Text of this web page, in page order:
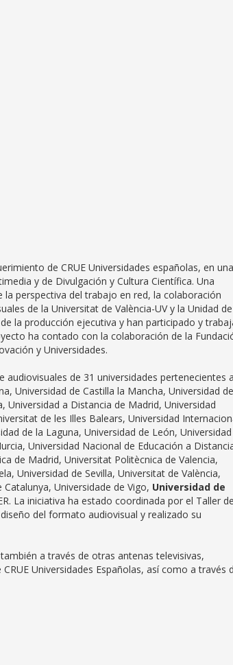
de CRUE Universidades españolas, en una
y de Divulgación y Cultura Científica. Una
perspectiva del trabajo en red, la colaboración
de la Universitat de València-UV y la Unidad de
la producción ejecutiva y han participado y
ha contado con la colaboración de la
y Universidades.
de 31 universidades pertenecientes a
Universidad de Castilla la Mancha, Universidad de
Universidad a Distancia de Madrid, Universidad
de les Illes Balears, Universidad
de la Laguna, Universidad de León,
Universidad Nacional de Educación a
de Madrid, Universitat Politècnica de Valencia,
Universidad de Sevilla, Universitat de València,
Universidade de Vigo, Universidad de
La iniciativa ha estado coordinada por el Taller de
del formato audiovisual y realizado su
a través de otras antenas televisivas,
Universidades Españolas, así como a través